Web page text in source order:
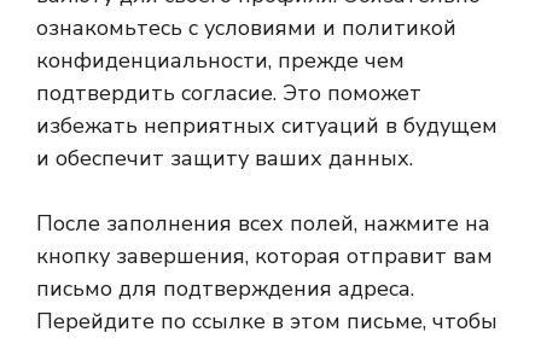
ознакомьтесь с условиями и политикой
конфиденциальности, прежде чем
подтвердить согласие. Это поможет
избежать неприятных ситуаций в будущем
и обеспечит защиту ваших данных.
После заполнения всех полей, нажмите на
кнопку завершения, которая отправит вам
письмо для подтверждения адреса.
Перейдите по ссылке в этом письме, чтобы